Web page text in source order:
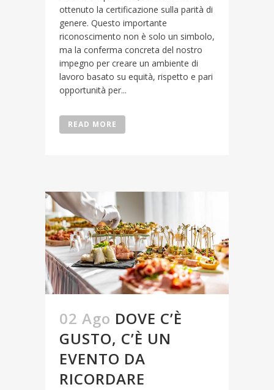
ottenuto la certificazione sulla parità di
genere. Questo importante
riconoscimento non è solo un simbolo,
ma la conferma concreta del nostro
impegno per creare un ambiente di
lavoro basato su equità, rispetto e pari
opportunità per...
READ MORE
02 Ago DOVE C’È
GUSTO, C’È UN
EVENTO DA
RICORDARE